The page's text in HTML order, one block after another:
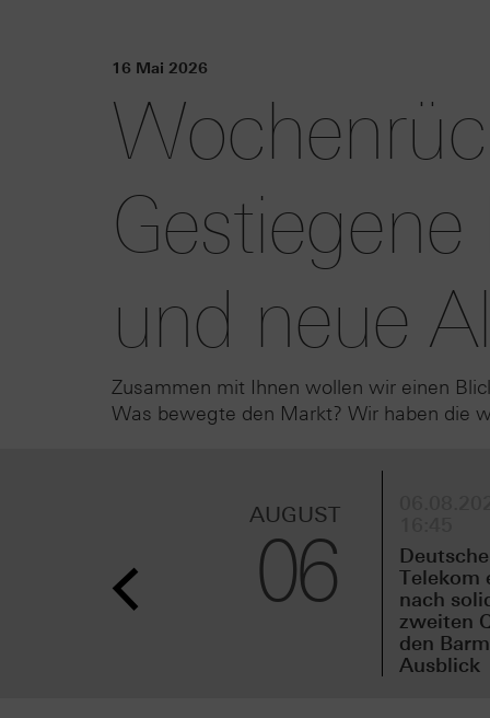
16 Mai 2026
und neue
Zusammen mit Ihnen wollen wir einen
Was bewegte den Markt? Wir haben die
AUGUST
06
Deutsche
Telekom
nach
zweiten
den
Ausblick